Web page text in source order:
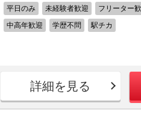
平日のみ
未経験者歓迎 フリーター
中高年歓迎
学歴不問 駅チカ
詳細を見る